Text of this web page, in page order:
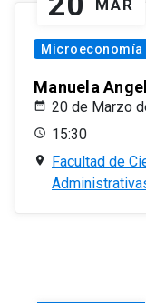
MAR
Microeconomía
Manuela
20 de Marzo
15:30
Facultad de